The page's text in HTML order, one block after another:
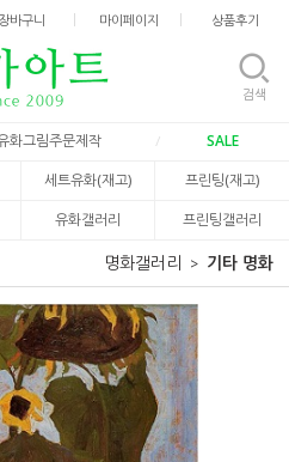
장바구니 마이페이지 상품후기
검색
화그림주문제작
SALE
세트유화(재고)
프린팅(재고)
유화갤러리 프린팅갤러리
명화갤러리 기타 명화